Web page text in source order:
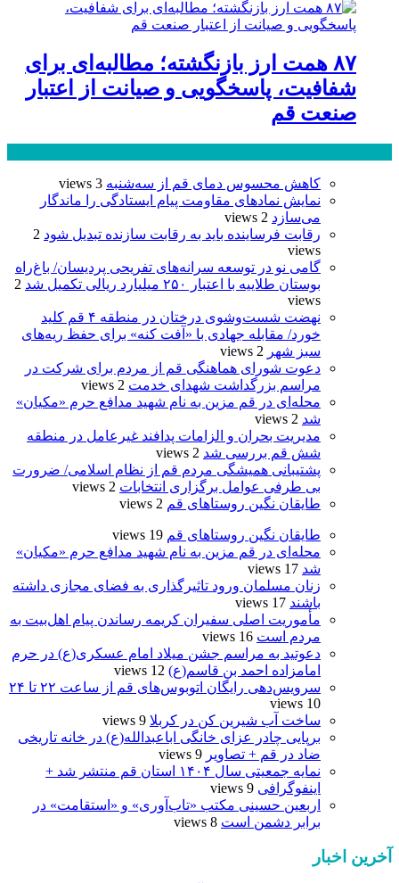
۸۷ همت ارز بازنگشته؛ مطالبه‌ای برای
شفافیت، پاسخگویی و صیانت از اعتبار
صنعت قم
کاهش محسوس دمای قم از سه‌شنبه 3 views
نمایش نمادهای مقاومت پیام ایستادگی را ماندگار
می‌سازد 2 views
رقابت فرساینده باید به رقابت سازنده تبدیل شود 2
views
گامی نو در توسعه سرانه‌های تفریحی پردیسان/ باغ‌راه
بوستان طلاییه با اعتبار ۲۵۰ میلیارد ریالی تکمیل شد
2
views
نهضت شست‌وشوی درختان در منطقه ۴ قم کلید
خورد/ مقابله جهادی با «آفت کنه» برای حفظ ریه‌های
سبز شهر 2 views
دعوت شورای هماهنگی قم از مردم برای شرکت در
مراسم بزرگداشت شهدای خدمت 2 views
محله‌ای در قم مزین به نام شهید مدافع حرم «مکیان»
شد 2 views
مدیریت بحران و الزامات پدافند غیرعامل در منطقه
شش قم بررسی شد 2 views
پشتیبانی همیشگی مردم قم از نظام اسلامی/ ضرورت
بی طرفی عوامل برگزاری انتخابات 2 views
طایقان نگین روستاهای قم 2 views
طایقان نگین روستاهای قم 19 views
محله‌ای در قم مزین به نام شهید مدافع حرم «مکیان»
شد 17 views
زنان مسلمان ورود تاثیرگذاری به فضای مجازی داشته
باشند 17 views
مأموریت اصلی سفیران کریمه رساندن پیام اهل‌بیت به
مردم است 16 views
دعوتید به مراسم جشن میلاد امام عسکری(ع) در حرم
امامزاده احمد بن قاسم(ع) 12 views
سرویس‌دهی رایگان اتوبوس‌های قم از ساعت ۲۲ تا ۲۴
10 views
ساخت آب شیرین کن در کربلا 9 views
برپایی چادر عزای خانگی اباعبدالله(ع) در خانه تاریخی
ضاد در قم + تصاویر 9 views
نمایه جمعیتی سال ۱۴۰۴ استان قم منتشر شد +
اینفوگرافی 9 views
اربعین حسینی مکتب «تاب‌آوری» و «استقامت» در
برابر دشمن است 8 views
آخرین اخبار